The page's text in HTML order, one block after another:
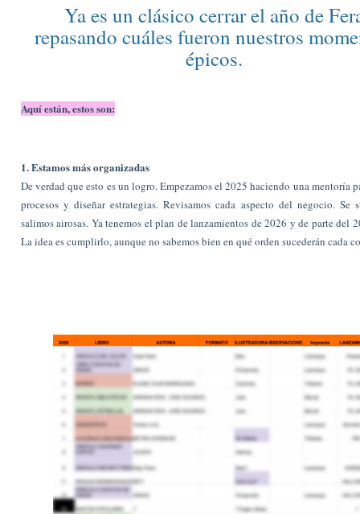
Ya es un clásico cerrar el año de
repasando cuáles fueron nuestros
épicos.
Aquí están, estos son:
1. Estamos más organizadas
De verdad que esto es un logro. Empezamos el 2025 haciendo una mentoría
procesos y diseñar estrategias. Revisamos cada aspecto del negocio. Se
salimos airosas. Ya tenemos el plan de lanzamientos de 2026 y de parte del
La idea es cumplirlo, aunque no sabemos bien en qué orden sucederán cada